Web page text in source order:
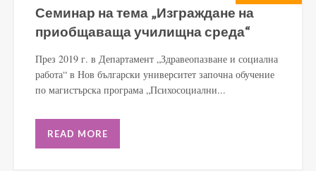
Семинар на тема „Изграждане на
приобщаваща училищна среда“
През 2019 г. в Департамент „Здравеопазване и социална
работа“ в Нов български университет започна обучение
по магистърска програма „Психосоциални...
READ MORE